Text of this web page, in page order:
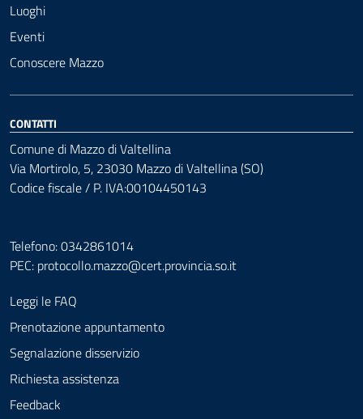
Luoghi
Eventi
Conoscere Mazzo
CONTATTI
Comune di Mazzo di Valtellina
Via Mortirolo, 5, 23030 Mazzo di Valtellina (SO)
Codice fiscale / P. IVA:00104450143
Telefono: 0342861014
PEC: protocollo.mazzo@cert.provincia.so.it
Leggi le FAQ
Prenotazione appuntamento
Segnalazione disservizio
Richiesta assistenza
Feedback